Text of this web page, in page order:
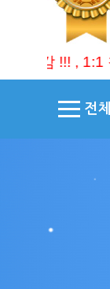
, 1:1 첨삭
전